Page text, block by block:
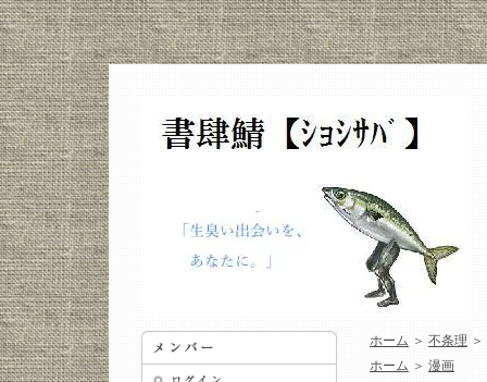
ホーム ＞ 不条理 ＞
ホーム ＞ 漫画